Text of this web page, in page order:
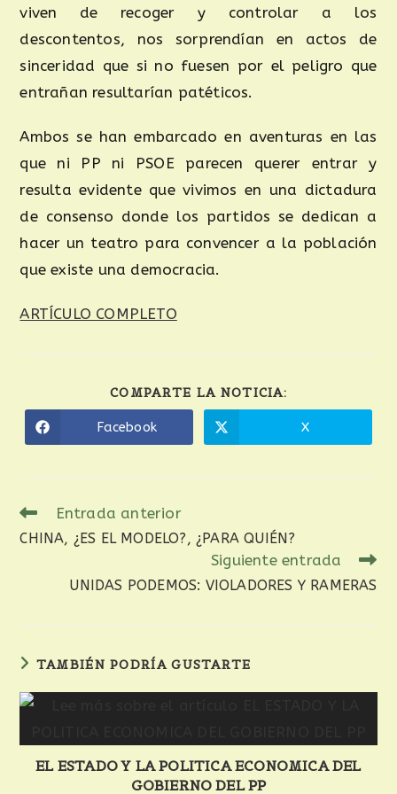
viven de recoger y controlar a los
descontentos, nos sorprendían en actos de
sinceridad que si no fuesen por el peligro que
entrañan resultarían patéticos.
Ambos se han embarcado en aventuras en las
que ni PP ni PSOE parecen querer entrar y
resulta evidente que vivimos en una dictadura
de consenso donde los partidos se dedican a
hacer un teatro para convencer a la población
que existe una democracia.
ARTÍCULO COMPLETO
COMPARTE LA NOTICIA:
Facebook X
Entrada anterior
CHINA, ¿ES EL MODELO?, ¿PARA QUIÉN?
Siguiente entrada
UNIDAS PODEMOS: VIOLADORES Y RAMERAS
TAMBIÉN PODRÍA GUSTARTE
EL ESTADO Y LA POLITICA ECONOMICA DEL
GOBIERNO DEL PP